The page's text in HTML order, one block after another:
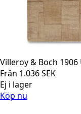
Villeroy & Boch
Från 1.036SEK
Ej i lager
Köp nu